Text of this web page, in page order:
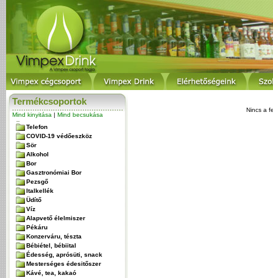
Termékcsoportok
Mind kinyitása | Mind becsukása
Telefon
COVID-19 védőeszköz
Sör
Alkohol
Bor
Gasztronómiai Bor
Pezsgő
Italkellék
Üdítő
Víz
Alapvető élelmiszer
Pékáru
Konzerváru, tészta
Bébiétel, bébiital
Édesség, aprósüti, snack
Mesterséges édesitőszer
Kávé, tea, kakaó
Nincs a